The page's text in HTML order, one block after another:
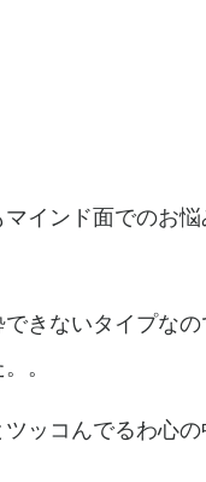
インド面でのお悩
きないタイプな
。
ッコんでるわ心の